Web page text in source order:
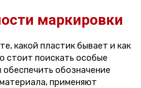
маркировки
какой пластик бывает и как
стоит поискать особые
обозначение
применяют